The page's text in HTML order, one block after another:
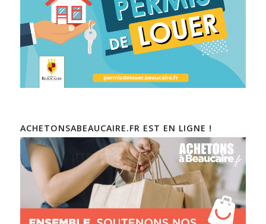
ACHETONSABEAUCAIRE.FR EST EN LIGNE !